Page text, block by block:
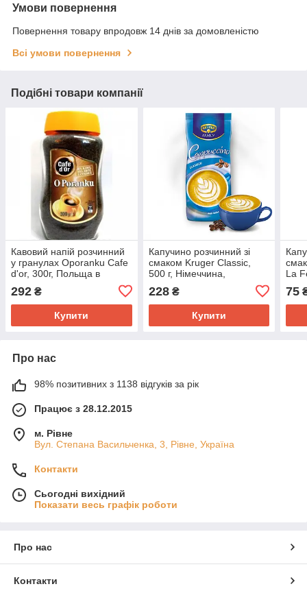
Умови повернення
Повернення товару впродовж 14 днів за домовленістю
Всі умови повернення
Подібні товари компанії
Кавовий напій розчинний
у гранулах Oporanku Cafe
d'or, 300г, Польща в
Опоранку
292 ₴
Купити
Капучино розчинний зі
смаком Kruger Classic,
500 г, Німеччина,
228₴
Купити
La
75
Про нас
98% позитивних з 1138 відгуків за рік
Працює з 28.12.2015
м. Рівне
Вул. Степана Васильченка, 3, Рівне, Україна
Контакти
Сьогодні вихідний
Показати весь графік роботи
Про нас
Контакти